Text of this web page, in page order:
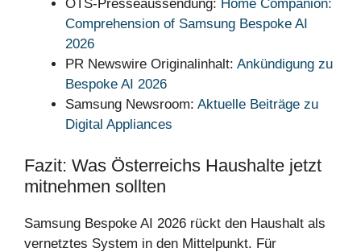
OTS-Presseaussendung: Home Companion:
Comprehension of Samsung Bespoke AI
2026
PR Newswire Originalinhalt: Ankündigung zu
Bespoke AI 2026
Samsung Newsroom: Aktuelle Beiträge zu
Digital Appliances
Fazit: Was Österreichs Haushalte jetzt
mitnehmen sollten
Samsung Bespoke AI 2026 rückt den Haushalt als
vernetztes System in den Mittelpunkt. Für